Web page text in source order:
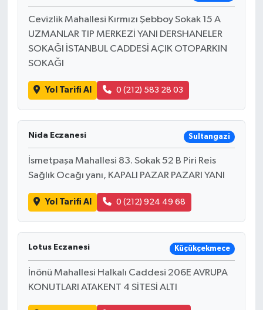
Cevizlik Mahallesi Kırmızı Şebboy Sokak 15 A
UZMANLAR TIP MERKEZİ YANI DERSHANELER
SOKAĞI İSTANBUL CADDESİ AÇIK OTOPARKIN
SOKAĞI
Yol Tarifi Al 0 (212) 583 28 03
Nida Eczanesi Sultangazi
İsmetpaşa Mahallesi 83. Sokak 52 B Piri Reis
Sağlık Ocağı yanı, KAPALI PAZAR PAZARI YANI
Yol Tarifi Al 0 (212) 924 49 68
Lotus Eczanesi Küçükçekmece
İnönü Mahallesi Halkalı Caddesi 206E AVRUPA
KONUTLARI ATAKENT 4 SİTESİ ALTI